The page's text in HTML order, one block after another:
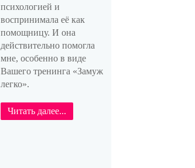
психологией и
воспринимала её как
помощницу. И она
действительно помогла
мне, особенно в виде
Вашего тренинга «Замуж
легко».
Читать далее...